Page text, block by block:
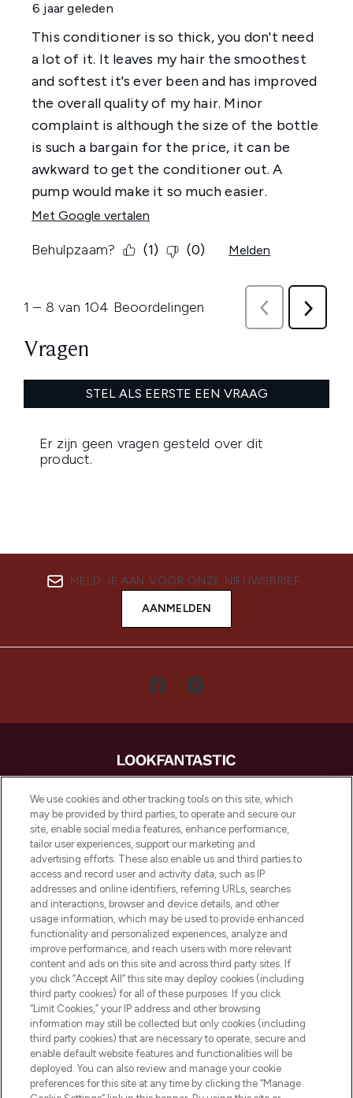
MELD JE AAN VOOR ONZE NIEUWSBRIEF
AANMELDEN
LOOKFANTASTIC is de ultieme online
beautybestemming van Europa, met de
beste huidverzorging, haarproducten en
make-up van meer dan 200 topmerken.
Shop online of via de app, met gratis
verzending vanaf €40.
Cookie-toestemming
Do Not Sell or Share My Personal
Information
HELP & INFORMATIE
BEDRIJFSINFORMATIE
OVER LOOKFANTASTIC
We use cookies and other tracking tools on this site, which
may be provided by third parties, to operate and secure our
site, enable social media features, enhance performance,
tailor user experiences, support our marketing and
advertising efforts. These also enable us and third parties to
access and record user and activity data, such as IP
addresses and online identifiers, referring URLs, searches
and interactions, browser and device details, and other
usage information, which may be used to provide enhanced
functionality and personalized experiences, analyze and
improve performance, and reach users with more relevant
content and ads on this site and across third party sites. If
you click “Accept All” this site may deploy cookies (including
third party cookies) for all of these purposes. If you click
“Limit Cookies,” your IP address and other browsing
information may still be collected but only cookies (including
third party cookies) that are necessary to operate, secure and
enable default website features and functionalities will be
deployed. You can also review and manage your cookie
preferences for this site at any time by clicking the “Manage